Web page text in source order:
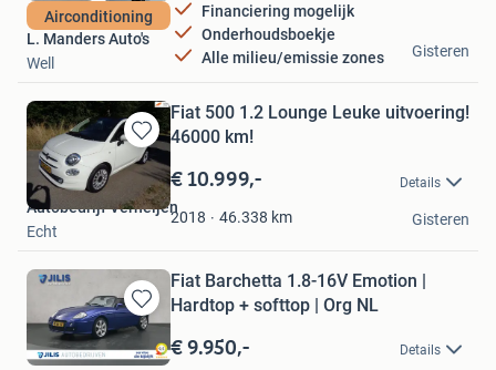
Airconditioning
Financiering mogelijk
Onderhoudsboekje
Alle milieu/emissie zones
L. Manders Auto's
Well
Gisteren
Bewaren
in
Mijn
Favorieten
Fiat 500 1.2 Lounge Leuke uitvoering!
46000 km!
€ 10.999,- Details
2018 46.338 km
Autobedrijf Verheijen
Echt
Gisteren
Bewaren
in
Mijn
Fiat Barchetta 1.8-16V Emotion |
Hardtop + softtop | Org NL
€ 9.950,- Details